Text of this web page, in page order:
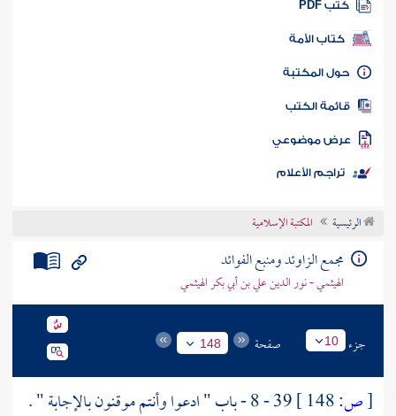
كتب PDF
كتاب الأمة
المكتبة
الكتب
موضوعي
تراجم الأعلام
الرئيسية المكتبة الإسلامية
مجمع الزاوئد ومنبع الفوائد
الهيثمي - نور الدين علي بن أبي بكر الهيثمي
جزء 10 صفحة 148
[ص:
39 - 8 - باب " ادعوا وأنتم موقنون بالإجابة " .